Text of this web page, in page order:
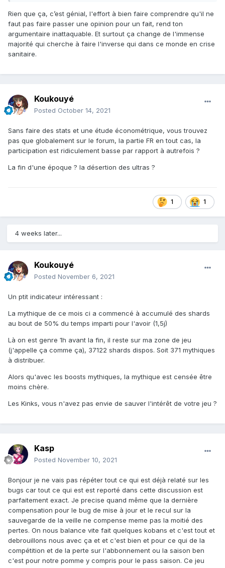
Rien que ça, c’est génial, l'effort à bien faire comprendre qu'il ne
faut pas faire passer une opinion pour un fait, rend ton
argumentaire inattaquable. Et surtout ça change de l'immense
majorité qui cherche à faire l'inverse qui dans ce monde en crise
sanitaire.
Koukouyé
Posted October 14, 2021
Sans faire des stats et une étude économétrique, vous trouvez
pas que globalement sur le forum, la partie FR en tout cas, la
participation est ridiculement basse par rapport à autrefois ?
La fin d'une époque ? la désertion des ultras ?
1 1
4 weeks later...
Koukouyé
Posted November 6, 2021
Un ptit indicateur intéressant :
La mythique de ce mois ci a commencé à accumulé des shards
au bout de 50% du temps imparti pour l'avoir (1,5j)
Là on est genre 1h avant la fin, il reste sur ma zone de jeu
(j'appelle ça comme ça), 37122 shards dispos. Soit 371 mythiques
à distribuer.
Alors qu'avec les boosts mythiques, la mythique est censée être
moins chère.
Les Kinks, vous n'avez pas envie de sauver l'intérêt de votre jeu ?
Kasp
Posted November 10, 2021
Bonjour je ne vais pas répéter tout ce qui est déjà relaté sur les
bugs car tout ce qui est est reporté dans cette discussion est
parfaitement exact. Je precise quand même que la dernière
compensation pour le bug de mise à jour et le recul sur la
sauvegarde de la veille ne compense meme pas la moitié des
pertes. On nous balance vite fait quelques kobans et c'est tout et
debrouillons nous avec ça et et c'est bien et pour ce qui de la
compétition et de la perte sur l'abbonnement ou la saison ben
c'est pour notre pomme y compris pour le pass saison. Ce jeu